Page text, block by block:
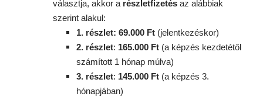
választja, akkor a részletfizetés az alábbiak
szerint alakul:
1. részlet: 69.000 Ft (jelentkezéskor)
2. részlet: 165.000 Ft (a képzés kezdetétől
számított 1 hónap múlva)
3. részlet: 145.000 Ft (a képzés 3.
hónapjában)